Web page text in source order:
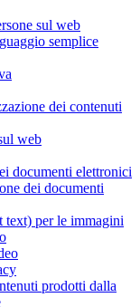
sul web
semplice
dei contenuti
web
documenti elettronici
dei documenti
text) per le immagini
prodotti dalla